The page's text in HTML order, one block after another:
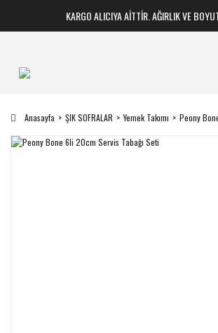
KARGO ALICIYA AİTTİR. AĞIRLIK VE
Anasayfa ŞIK SOFRALAR Yemek Takımı Peony